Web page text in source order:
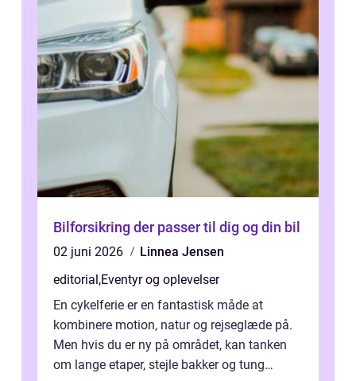
Bilforsikring der passer til dig og din bil
02 juni 2026
Linnea Jensen
editorial,Eventyr og oplevelser
En cykelferie er en fantastisk måde at
kombinere motion, natur og rejseglæde på.
Men hvis du er ny på området, kan tanken
om lange etaper, stejle bakker og tung